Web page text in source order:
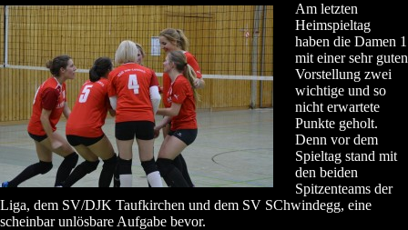
Am letzten
Heimspieltag
haben die Damen 1
mit einer sehr guten
Vorstellung zwei
wichtige und so
nicht erwartete
Punkte geholt.
Denn vor dem
Spieltag stand mit
den beiden
Spitzenteams der
Liga, dem SV/DJK Taufkirchen und dem SV SChwindegg, eine
scheinbar unlösbare Aufgabe bevor.